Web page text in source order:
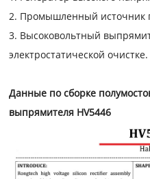
2. Промышленный источник
3. Высоковольтный
электростатической очистке.
Данные по сборке
выпрямителя HV5446